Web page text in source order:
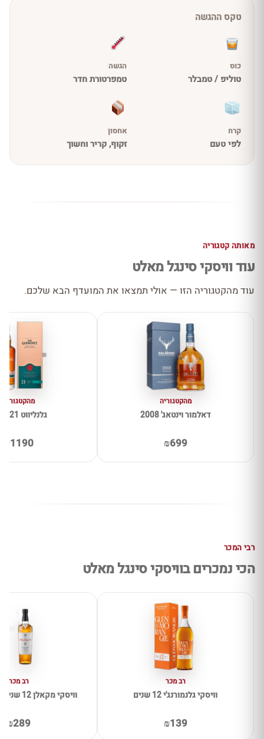
טקס ההגשה
כוס
טוליפ / טמבלר
הגשה
טמפרטורת חדר
קרח
לפי טעם
אחסון
זקוף, קריר וחשוך
מאותה קטגוריה
עוד וויסקי סינגל מאלט
עוד מהקטגוריה הזו — אולי תמצאו את המועדף הבא שלכם.
מהקטגוריה
דאלמור וינטאג' 2008
₪699
מהקטגוריה
גלנליווט 21 שנים
₪1190
רבי המכר
הכי נמכרים בוויסקי סינגל מאלט
רב מכר
וויסקי גלנמורנג'י 12 שנים
₪139
רב מכר
וויסקי מקאלן 12 שנים דאבל קאסק
₪289